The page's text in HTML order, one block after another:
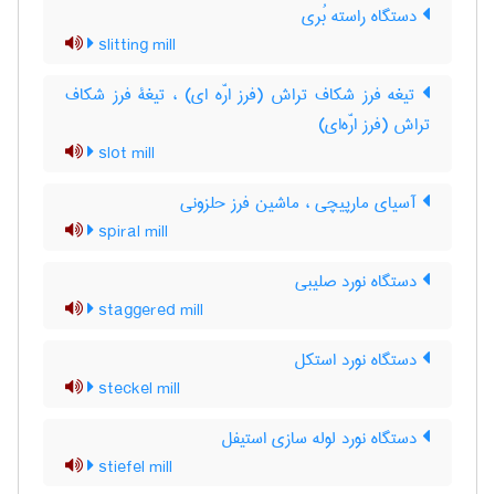
دستگاه راسته بُری
slitting mill
تیغه فرز شکاف تراش (فرز ارّه ای) ، تیغۀ فرز شکاف
تراش (فرز ارّه‌ای)
slot mill
آسیای مارپیچی ، ماشین فرز حلزونی
spiral mill
دستگاه نورد صلیبی
staggered mill
دستگاه نورد استکل
steckel mill
دستگاه نورد لوله سازی استیفل
stiefel mill